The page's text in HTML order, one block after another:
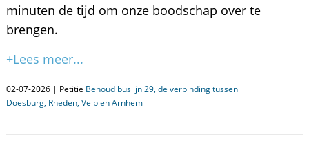
minuten de tijd om onze boodschap over te
brengen.
+Lees meer...
02-07-2026 | Petitie Behoud buslijn 29, de verbinding tussen
Doesburg, Rheden, Velp en Arnhem